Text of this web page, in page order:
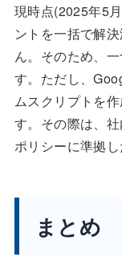
現時点(2025年5
ントを一括で解
ん。そのため、
す。ただし、
ムスクリプトを
す。その際は、
ポリシーに準拠し
まとめ